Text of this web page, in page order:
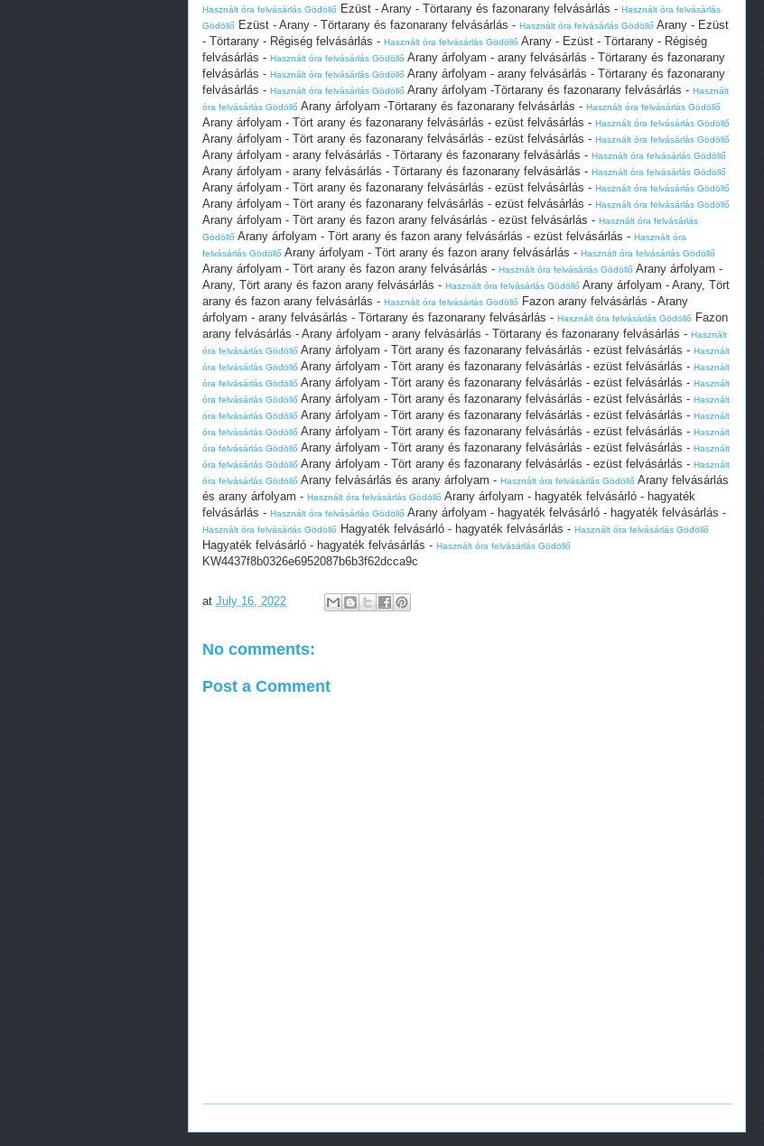
Használt óra felvásárlás Gödöllő Ezüst - Arany - Törtarany és fazonarany felvásárlás - Használt óra felvásárlás
Gödöllő
Ezüst - Arany - Törtarany és fazonarany felvásárlás - Használt óra felvásárlás Gödöllő Arany - Ezüst
- Törtarany - Régiség felvásárlás - Használt óra felvásárlás Gödöllő Arany - Ezüst - Törtarany - Régiség
felvásárlás - Használt óra felvásárlás Gödöllő Arany árfolyam - arany felvásárlás - Törtarany és fazonarany
felvásárlás - Használt óra felvásárlás Gödöllő Arany árfolyam - arany felvásárlás - Törtarany és fazonarany
felvásárlás - Használt óra felvásárlás Gödöllő Arany árfolyam -Törtarany és fazonarany felvásárlás - Használt
óra felvásárlás Gödöllő Arany árfolyam -Törtarany és fazonarany felvásárlás - Használt óra felvásárlás Gödöllő
Arany árfolyam - Tört arany és fazonarany felvásárlás - ezüst felvásárlás - Használt óra felvásárlás Gödöllő
Arany árfolyam - Tört arany és fazonarany felvásárlás - ezüst felvásárlás - Használt óra felvásárlás Gödöllő
Arany árfolyam - arany felvásárlás - Törtarany és fazonarany felvásárlás - Használt óra felvásárlás Gödöllő
Arany árfolyam - arany felvásárlás - Törtarany és fazonarany felvásárlás - Használt óra felvásárlás Gödöllő
Arany árfolyam - Tört arany és fazonarany felvásárlás - ezüst felvásárlás - Használt óra felvásárlás Gödöllő
Arany árfolyam - Tört arany és fazonarany felvásárlás - ezüst felvásárlás - Használt óra felvásárlás Gödöllő
Arany árfolyam - Tört arany és fazon arany felvásárlás - ezüst felvásárlás - Használt óra felvásárlás
Gödöllő Arany árfolyam - Tört arany és fazon arany felvásárlás - ezüst felvásárlás - Használt óra
felvásárlás Gödöllő Arany árfolyam - Tört arany és fazon arany felvásárlás - Használt óra felvásárlás Gödöllő
Arany árfolyam - Tört arany és fazon arany felvásárlás - Használt óra felvásárlás Gödöllő Arany árfolyam -
Arany, Tört arany és fazon arany felvásárlás - Használt óra felvásárlás Gödöllő Arany árfolyam - Arany, Tört
arany és fazon arany felvásárlás - Használt óra felvásárlás Gödöllő
Fazon arany felvásárlás - Arany
árfolyam - arany felvásárlás - Törtarany és fazonarany felvásárlás - Használt óra felvásárlás Gödöllő
Fazon
arany felvásárlás - Arany árfolyam - arany felvásárlás - Törtarany és fazonarany felvásárlás - Használt
óra felvásárlás Gödöllő Arany árfolyam - Tört arany és fazonarany felvásárlás - ezüst felvásárlás - Használt
óra felvásárlás Gödöllő Arany árfolyam - Tört arany és fazonarany felvásárlás - ezüst felvásárlás - Használt
óra felvásárlás Gödöllő Arany árfolyam - Tört arany és fazonarany felvásárlás - ezüst felvásárlás - Használt
óra felvásárlás Gödöllő Arany árfolyam - Tört arany és fazonarany felvásárlás - ezüst felvásárlás - Használt
óra felvásárlás Gödöllő Arany árfolyam - Tört arany és fazonarany felvásárlás - ezüst felvásárlás - Használt
óra felvásárlás Gödöllő Arany árfolyam - Tört arany és fazonarany felvásárlás - ezüst felvásárlás - Használt
óra felvásárlás Gödöllő Arany árfolyam - Tört arany és fazonarany felvásárlás - ezüst felvásárlás - Használt
óra felvásárlás Gödöllő Arany árfolyam - Tört arany és fazonarany felvásárlás - ezüst felvásárlás - Használt
óra felvásárlás Gödöllő Arany felvásárlás és arany árfolyam - Használt óra felvásárlás Gödöllő Arany felvásárlás
és arany árfolyam - Használt óra felvásárlás Gödöllő Arany árfolyam - hagyaték felvásárló - hagyaték
felvásárlás - Használt óra felvásárlás Gödöllő Arany árfolyam - hagyaték felvásárló - hagyaték felvásárlás -
Használt óra felvásárlás Gödöllő Hagyaték felvásárló - hagyaték felvásárlás - Használt óra felvásárlás Gödöllő
Hagyaték felvásárló - hagyaték felvásárlás - Használt óra felvásárlás Gödöllő
KW4437f8b0326e6952087b6b3f62dcca9c
at July 16, 2022
No comments:
Post a Comment